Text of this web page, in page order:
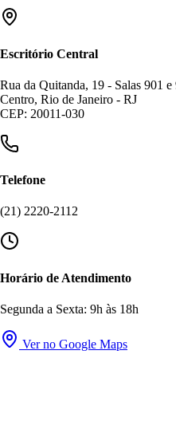
Escritório Central
Rua da Quitanda, 19 - Salas 901 e
Centro, Rio de Janeiro - RJ
CEP: 20011-030
Telefone
(21) 2220-2112
Horário de Atendimento
Segunda a Sexta: 9h às 18h
Ver no Google Maps